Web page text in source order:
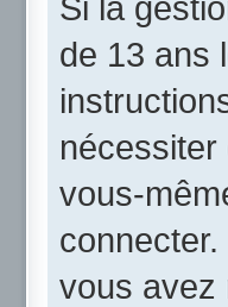
de 13 ans
vous-
vous avez